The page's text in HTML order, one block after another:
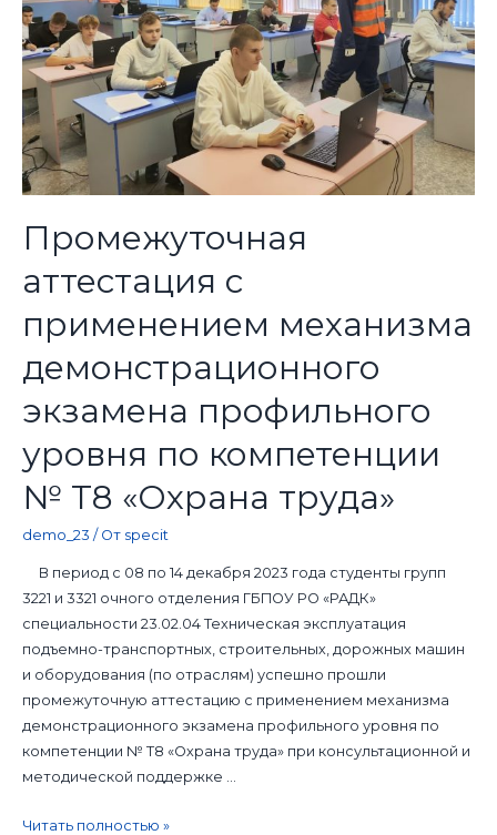
Промежуточная
аттестация с
применением механизма
демонстрационного
экзамена профильного
уровня по компетенции
№ T8 «Охрана труда»
demo_23 / От specit
В период с 08 по 14 декабря 2023 года студенты групп
3221 и 3321 очного отделения ГБПОУ РО «РАДК»
специальности 23.02.04 Техническая эксплуатация
подъемно-транспортных, строительных, дорожных машин
и оборудования (по отраслям) успешно прошли
промежуточную аттестацию с применением механизма
демонстрационного экзамена профильного уровня по
компетенции № T8 «Охрана труда» при консультационной и
методической поддержке …
Читать полностью »